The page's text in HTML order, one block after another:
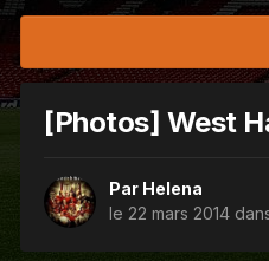
[Photos] West
Par Helena
le 22 mars 2014